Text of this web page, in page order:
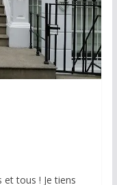
tous ! Je tiens